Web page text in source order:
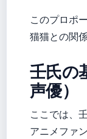
このプロポ
猫猫との関
壬氏の
声優）
ここでは、
アニメファ